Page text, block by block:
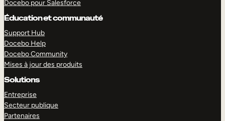
Docebo pour Salesforce
Éducation et communauté
Support Hub
Docebo Help
Docebo Community
Mises à jour des produits
Solutions
Entreprise
Secteur publique
Partenaires